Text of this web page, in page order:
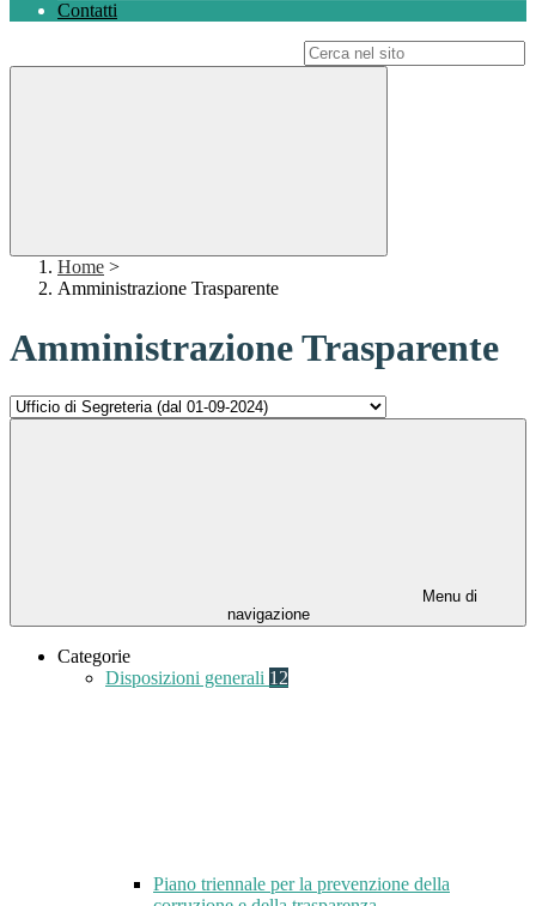
Contatti
Home >
Amministrazione Trasparente
Amministrazione Trasparente
Menu di
navigazione
Categorie
Disposizioni generali 12
Piano triennale per la prevenzione della